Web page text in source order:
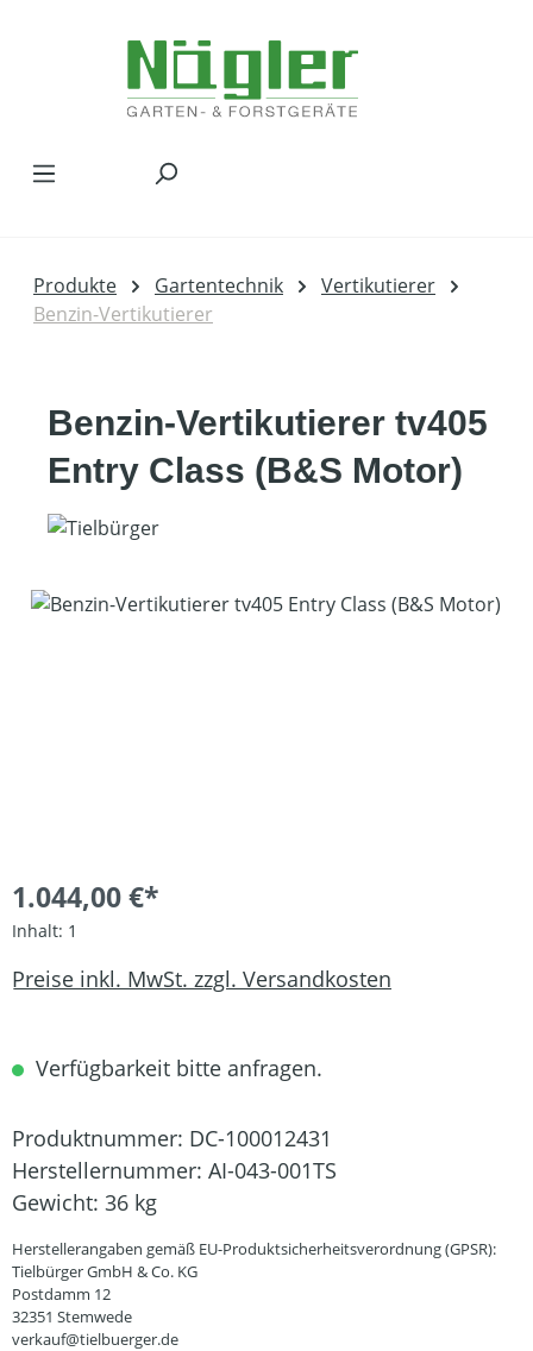
Produkte Gartentechnik
Vertikutierer
Benzin-Vertikutierer
Benzin-Vertikutierer tv405
Entry Class (B&S Motor)
Bildergalerie überspringen
1.044,00 €*
Inhalt: 1
Preise inkl. MwSt. zzgl. Versandkosten
Verfügbarkeit bitte anfragen.
Produktnummer: DC-100012431
Herstellernummer: AI-043-001TS
Gewicht: 36 kg
Herstellerangaben gemäß EU-Produktsicherheitsverordnung (GPSR):
Tielbürger GmbH & Co. KG
Postdamm 12
32351 Stemwede
verkauf@tielbuerger.de